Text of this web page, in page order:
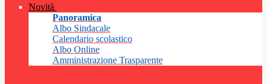
Novità
Panoramica
Albo Sindacale
Calendario scolastico
Albo Online
Amministrazione Trasparente